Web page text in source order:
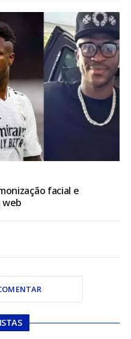
facial e